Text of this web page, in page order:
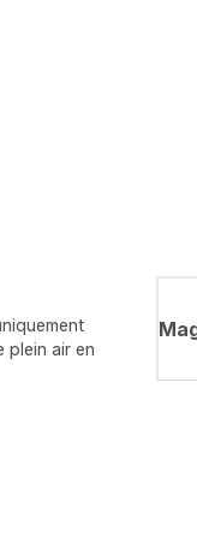
plein air en